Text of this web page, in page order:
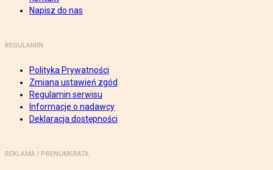
Napisz do nas
REGULAMIN
Polityka Prywatności
Zmiana ustawień zgód
Regulamin serwisu
Informacje o nadawcy
Deklaracja dostępności
REKLAMA I PRENUMERATA